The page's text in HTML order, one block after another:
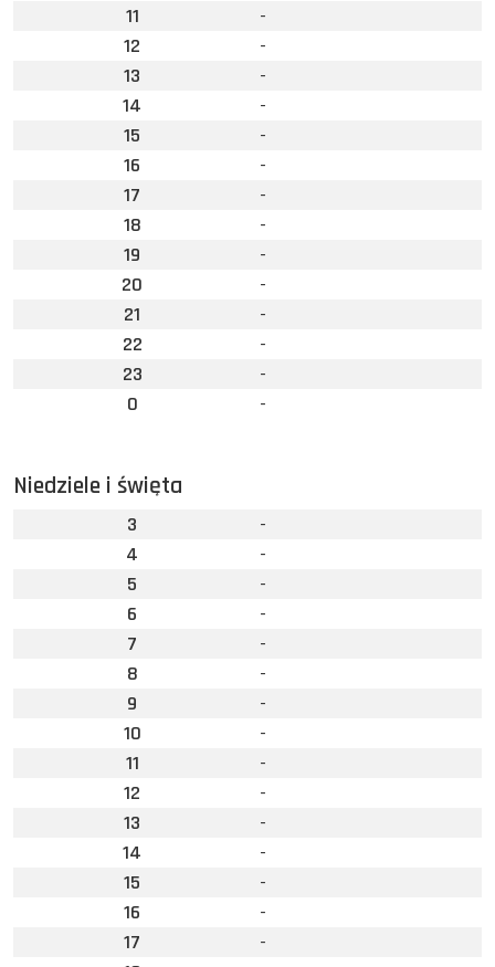
11
-
12
-
13
-
14
-
15
-
16
-
17
-
18
-
19
-
20
-
21
-
22
-
23
-
0
-
Niedziele i święta
3
-
4
-
5
-
6
-
7
-
8
-
9
-
10
-
11
-
12
-
13
-
14
-
15
-
16
-
17
-